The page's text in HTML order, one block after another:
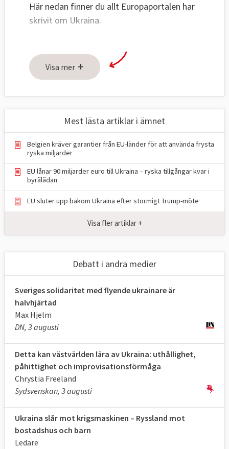
Här nedan finner du allt Europaportalen har
skrivit om Ukraina.
Visa mer +
Mest lästa artiklar i ämnet
Belgien kräver garantier från EU-länder för att använda frysta
ryska miljarder
EU lånar 90 miljarder euro till Ukraina – ryska tillgångar kvar i
byrålådan
EU sluter upp bakom Ukraina efter stormigt Trump-möte
Visa fler artiklar +
Debatt i andra medier
Sveriges solidaritet med flyende ukrainare är
halvhjärtad
Max Hjelm
DN, 3 augusti
Detta kan västvärlden lära av Ukraina: uthållighet,
påhittighet och improvisationsförmåga
Chrystia Freeland
Sydsvenskan, 3 augusti
Ukraina slår mot krigsmaskinen – Ryssland mot
bostadshus och barn
Ledare